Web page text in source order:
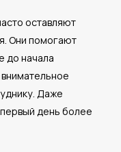
оставляют
Они помогают
до начала
Даже
день более